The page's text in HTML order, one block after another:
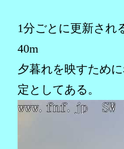
1分ごとに更新され
40m
夕暮れを映すため
定としてある。